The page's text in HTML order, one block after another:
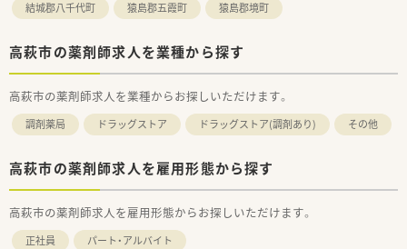
結城郡八千代町
猿島郡五霞町 猿島郡境町
高萩市の薬剤師求人を業種から探す
高萩市の薬剤師求人を業種からお探しいただけます。
調剤薬局 ドラッグストア ドラッグストア(調剤あり) その他
高萩市の薬剤師求人を雇用形態から探す
高萩市の薬剤師求人を雇用形態からお探しいただけます。
正社員 パート・アルバイト